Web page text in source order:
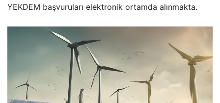
YEKDEM başvuruları elektronik ortamda alınmakta.